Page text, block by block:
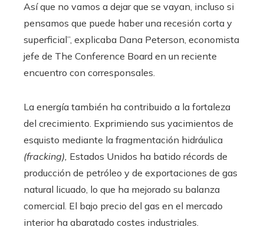
Así que no vamos a dejar que se vayan, incluso si
pensamos que puede haber una recesión corta y
superficial”, explicaba Dana Peterson, economista
jefe de The Conference Board en un reciente
encuentro con corresponsales.
La energía también ha contribuido a la fortaleza
del crecimiento. Exprimiendo sus yacimientos de
esquisto mediante la fragmentación hidráulica
(fracking), Estados Unidos ha batido récords de
producción de petróleo y de exportaciones de gas
natural licuado, lo que ha mejorado su balanza
comercial. El bajo precio del gas en el mercado
interior ha abaratado costes industriales.